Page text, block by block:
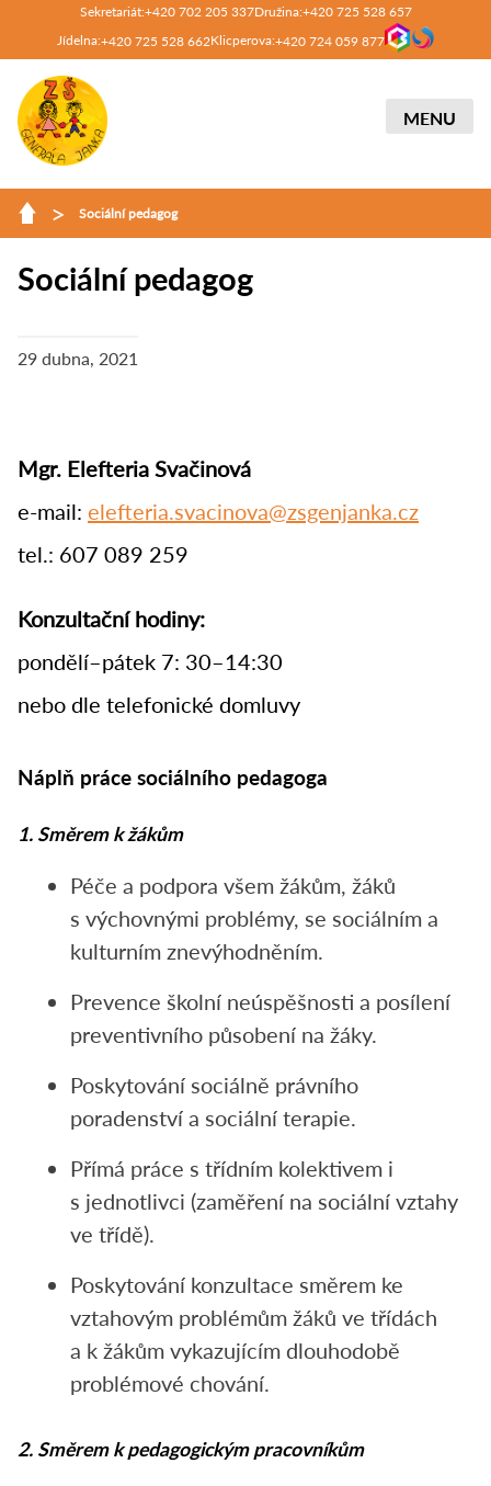
Sekretariát:+420 702 205 337Družina:+420 725 528 657
Jídelna:+420 725 528 662Klicperova:+420 724 059 877
MENU
> Sociální pedagog
Sociální pedagog
29 dubna, 2021
Mgr. Elefteria Svačinová
e-mail: elefteria.svacinova@zsgenjanka.cz
tel.: 607 089 259
Konzultační hodiny:
pondělí–pátek 7: 30–14:30
nebo dle telefonické domluvy
Náplň práce sociálního pedagoga
1. Směrem k žákům
Péče a podpora všem žákům, žáků
s výchovnými problémy, se sociálním a
kulturním znevýhodněním.
Prevence školní neúspěšnosti a posílení
preventivního působení na žáky.
Poskytování sociálně právního
poradenství a sociální terapie.
Přímá práce s třídním kolektivem i
s jednotlivci (zaměření na sociální vztahy
ve třídě).
Poskytování konzultace směrem ke
vztahovým problémům žáků ve třídách
a k žákům vykazujícím dlouhodobě
problémové chování.
2. Směrem k pedagogickým pracovníkům